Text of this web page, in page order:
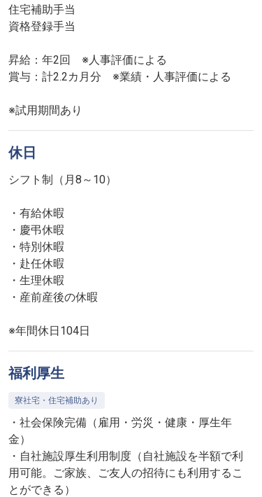
住宅補助手当
資格登録手当
昇給：年2回 ※人事評価による
賞与：計2.2カ月分 ※業績・人事評価による
※試用期間あり
休日
シフト制（月8～10）
・有給休暇
・慶弔休暇
・特別休暇
・赴任休暇
・生理休暇
・産前産後の休暇
※年間休日104日
福利厚生
寮社宅・住宅補助あり
・社会保険完備（雇用・労災・健康・厚生年
金）
・自社施設厚生利用制度（自社施設を半額で利
用可能。ご家族、ご友人の招待にも利用するこ
とができる）